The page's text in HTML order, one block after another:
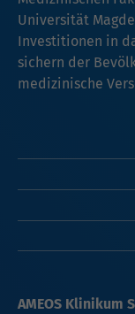
Universität
Investitionen in
sichern der
medizinische
AMEOS Klinikum